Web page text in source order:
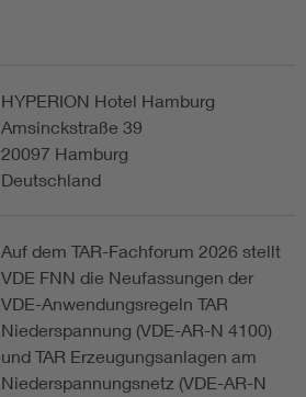
HYPERION Hotel Hamburg
Amsinckstraße 39
20097 Hamburg
Deutschland
Auf dem TAR-Fachforum 2026 stellt
VDE FNN die Neufassungen der
VDE-Anwendungsregeln TAR
Niederspannung (VDE-AR-N 4100)
und TAR Erzeugungsanlagen am
Niederspannungsnetz (VDE-AR-N